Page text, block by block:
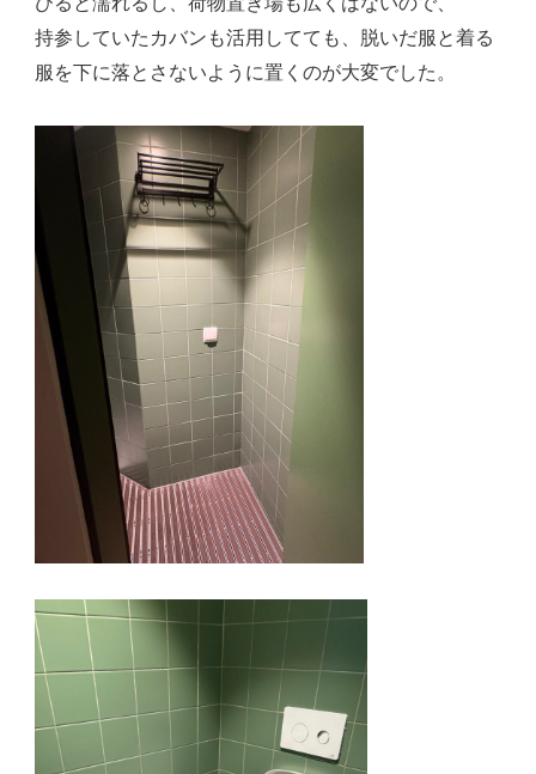
持参していたカバンも活用してても、脱いだ服と着る
服を下に落とさないように置くのが大変でした。